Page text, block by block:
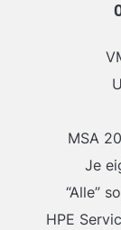
MSA
Je
“Alle”
HPE